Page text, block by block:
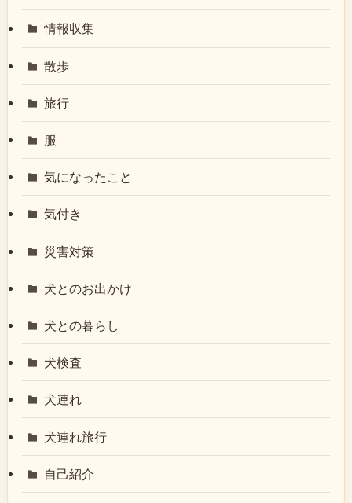
情報収集
散歩
旅行
服
気になったこと
気付き
災害対策
犬とのお出かけ
犬との暮らし
犬検査
犬連れ
犬連れ旅行
自己紹介